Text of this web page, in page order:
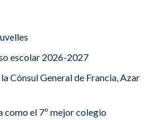
escolar 2026-2027
Cónsul General de Francia, Azar
como el 7º mejor colegio